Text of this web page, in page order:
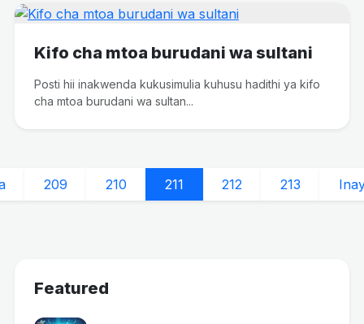
Kifo cha mtoa burudani wa sultani
Posti hii inakwenda kukusimulia kuhusu hadithi ya kifo
cha mtoa burudani wa sultan...
209 210 211 212 213
Featured